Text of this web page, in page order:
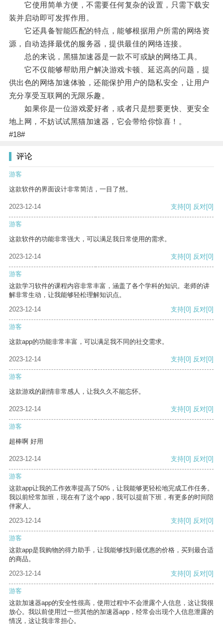
它使用简单方便，不需要任何复杂的设置，只需下载安
装并启动即可发挥作用。
它还具备智能匹配的特点，能够根据用户所需的网络资
源，自动选择最优的服务器，提供最佳的网络连接。
总的来说，黑猫加速器是一款不可或缺的网络工具。
它不仅能够帮助用户解决游戏卡顿、延迟高的问题，提
供出色的网络加速体验，还能保护用户的隐私安全，让用户
充分享受互联网的无限乐趣。
如果你是一位游戏爱好者，或者只是想要更快、更安全
地上网，不妨试试黑猫加速器，它会带给你惊喜！。
#18#
评论
游客
这款软件的界面设计非常简洁，一目了然。
2023-12-14 支持[0] 反对[0]
游客
这款软件的功能非常强大，可以满足我日常使用的需求。
2023-12-14 支持[0] 反对[0]
游客
这款学习软件的课程内容非常丰富，涵盖了各个学科的知识。老师的讲
解非常生动，让我能够轻松理解知识点。
2023-12-14
支持[0] 反对[0]
游客
这款app的功能非常丰富，可以满足我不同的社交需求。
2023-12-14 支持[0] 反对[0]
游客
这款游戏的剧情非常感人，让我久久不能忘怀。
2023-12-14 支持[0] 反对[0]
游客
超棒啊 好用
2023-12-14 支持[0] 反对[0]
游客
这款app让我的工作效率提高了50%，让我能够更轻松地完成工作任务。
我以前经常加班，现在有了这个app，我可以提前下班，有更多的时间陪
伴家人。
2023-12-14
支持[0] 反对[0]
游客
这款app是我购物的得力助手，让我能够找到最优惠的价格，买到最合适
的商品。
2023-12-14
支持[0] 反对[0]
游客
这款加速器app的安全性很高，使用过程中不会泄露个人信息，这让我很
放心。我以前使用过一些其他的加速器app，经常会出现个人信息泄露的
情况，这让我非常担心。